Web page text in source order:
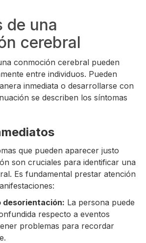
de una
cerebral
conmoción cerebral pueden
entre individuos. Pueden
inmediata o desarrollarse con
se describen los síntomas
que pueden aparecer justo
son cruciales para identificar una
Es fundamental prestar atención
desorientación: La persona puede
respecto a eventos
problemas para recordar